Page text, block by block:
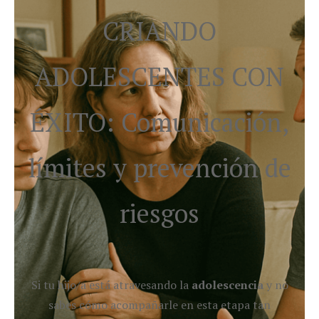
CRIANDO
ADOLESCENTES CON
ÉXITO: Comunicación,
límites y prevención de
riesgos
Si tu hijo/a está atravesando la adolescenciay no
sabes cómo acompañarle en esta etapa tan